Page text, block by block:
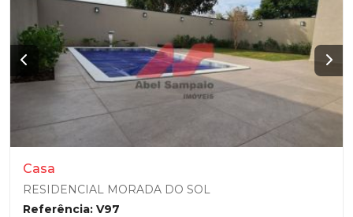
Casa
RESIDENCIAL MORADA DO SOL
Referência: V97